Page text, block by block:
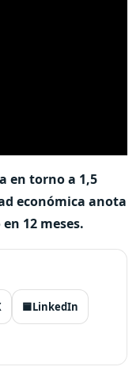
en torno a 1,5
económica anota
12 meses.
🟦LinkedIn